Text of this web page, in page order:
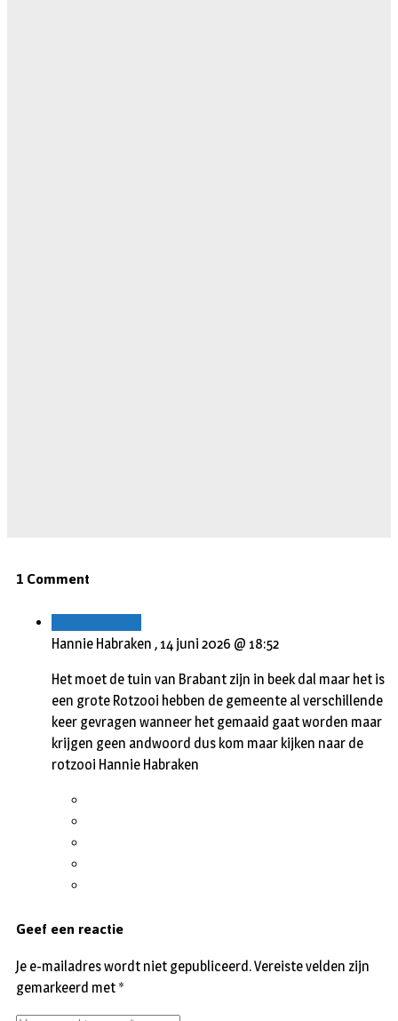
1 Comment
Hannie Habraken ,14 juni 2026 @ 18:52
Het moet de tuin van Brabant zijn in beek dal maar het is
een grote Rotzooi hebben de gemeente al verschillende
keer gevragen wanneer het gemaaid gaat worden maar
krijgen geen andwoord dus kom maar kijken naar de
rotzooi Hannie Habraken
Geef een reactie
Je e-mailadres wordt niet gepubliceerd.Vereiste velden zijn
gemarkeerd met *